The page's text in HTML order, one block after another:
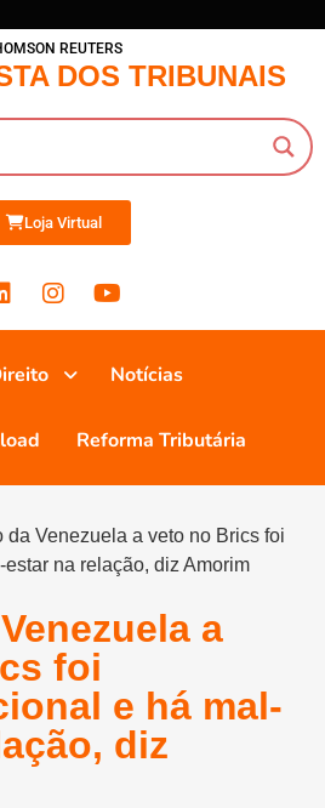
REUTERS
DOS TRIBUNAIS
Loja Virtual
Notícias
Reforma Tributária
da Venezuela a veto no Brics foi
na relação, diz Amorim
a
foi
e há mal-
diz